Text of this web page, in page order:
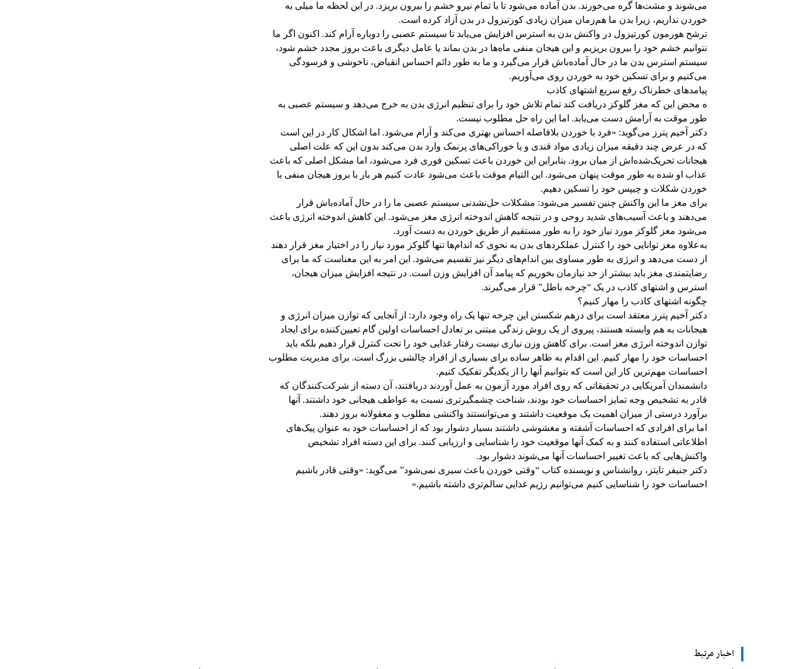
می‌شوند و مشت‌ها گره می‌خورند. بدن آماده می‌شود تا با تمام نیرو خشم را بیرون بریزد. در این لحظه ما میلی به
خوردن نداریم، زیرا بدن ما هم‌زمان میزان زیادی کورتیزول در بدن آزاد کرده است.
ترشح هورمون کورتیزول در واکنش بدن به استرس افزایش می‌یابد تا سیستم عصبی را دوباره آرام کند. اکنون اگر ما
نتوانیم خشم خود را بیرون بریزیم و این هیجان منفی ماه‌ها در بدن بماند یا عامل دیگری باعث بروز مجدد خشم شود،
سیستم استرس بدن ما در حال آماده‌باش قرار می‌گیرد و ما به طور دائم احساس انقباض، ناخوشی و فرسودگی
می‌کنیم و برای تسکین خود به خوردن روی می‌‌آوریم.
پیامدهای خطرناک رفع سریع اشتهای کاذب
ه محض این که مغز گلوکز دریافت کند تمام تلاش خود را برای تنظیم انرژی بدن به خرج می‌دهد و سیستم عصبی به
طور موقت به آرامش دست می‌یابد. اما این راه حل مطلوب نیست.
دکتر آخیم پترز می‌گوید: «فرد با خوردن بلافاصله احساس بهتری می‌کند و آرام می‌شود. اما اشکال کار در این است
که در عرض چند دقیقه میزان زیادی مواد قندی و یا خوراکی‌های پرنمک وارد بدن می‌کند بدون این که علت اصلی
هیجانات تحریک‌شده‌اش از میان برود. بنابراین این خوردن باعث تسکین فوری فرد می‌شود، اما مشکل اصلی که باعث
عذاب او شده به طور موقت پنهان می‌شود. این التیام موقت باعث می‌شود عادت کنیم هر بار با بروز هیجان منفی با
خوردن شکلات و چیپس خود را تسکین دهیم.
برای مغز ما این واکنش چنین تفسیر می‌شود: مشکلات حل‌نشدنی سیستم عصبی ما را در حال آماده‌باش قرار
می‌دهند و باعث آسیب‌های شدید روحی و در نتیجه کاهش اندوخته انرژی مغز می‌شود. این کاهش اندوخته انرژی باعث
می‌شود مغز گلوکز مورد نیاز خود را به طور مستقیم از طریق خوردن به دست آورد.
به‌علاوه مغز توانایی خود را کنترل عملکردهای بدن به نحوی که اندام‌ها تنها گلوکز مورد نیاز را در اختیار مغز قرار دهند
از دست می‌دهد و انرژی به طور مساوی بین اندام‌‌های دیگر نیز تقسیم می‌شود. این امر به این معناست که ما برای
رضایتمندی مغز باید بیشتر از حد نیازمان بخوریم که پیامد آن افزایش وزن است. در نتیجه افزایش میزان هیجان،
استرس و اشتهای کاذب در یک “چرخه باطل” قرار می‌گیرند.
چگونه اشتهای کاذب را مهار کنیم؟
دکتر آخیم پترز معتقد است برای درهم شکستن این چرخه تنها یک راه وجود دارد: از آنجایی که توازن میزان انرژی و
هیجانات به هم وابسته هستند، پیروی از یک روش زندگی مبتنی بر تعادل احساسات اولین گام تعیین‌کننده برای ایجاد
توازن اندوخته انرژی مغز است. برای کاهش وزن نیازی نیست رفتار غذایی خود را تحت کنترل قرار دهیم بلکه باید
احساسات خود را مهار کنیم. این اقدام به ظاهر ساده برای بسیاری از افراد چالشی بزرگ است. برای مدیریت مطلوب
احساسات مهم‌ترین کار این است که بتوانیم آنها را از یکدیگر تفکیک کنیم.
دانشمندان آمریکایی در تحقیقاتی که روی افراد مورد آزمون به عمل آوردند دریافتند، آن دسته از شرکت‌کنندگان که
قادر به تشخیص وجه تمایز احساسات خود بودند، شناخت چشمگیرتری نسبت به عواطف هیجانی خود داشتند. آنها
برآورد درستی از میزان اهمیت یک موقعیت داشتند و می‌توانستند واکنشی مطلوب و معقولانه بروز دهند.
اما برای افرادی که احساسات آشفته و مغشوشی داشتند بسیار دشوار بود که از احساسات خود به عنوان پیک‌های
اطلاعاتی استفاده کنند و به کمک آنها موقعیت خود را شناسایی و ارزیابی کنند. برای این دسته افراد تشخیص
واکنش‌هایی که باعث تغییر احساسات آنها می‌شوند دشوار بود.
دکتر جنیفر تایتز، روانشناس و نویسنده کتاب “وقتی خوردن باعث سیری نمی‌شود” می‌گوید: «وقتی قادر باشیم
احساسات خود را شناسایی کنیم می‌توانیم رژیم غذایی سالم‌تری داشته باشیم.»
اخبار مرتبط